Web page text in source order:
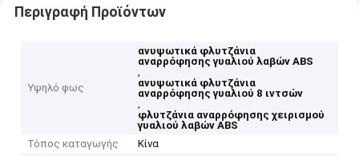
Περιγραφή Προϊόντων
Υψηλό φως
ανυψωτικά φλυτζάνια
αναρρόφησης γυαλιού λαβών ABS
,
ανυψωτικά φλυτζάνια
αναρρόφησης γυαλιού 8 ιντσών
,
φλυτζάνια αναρρόφησης χειρισμού
γυαλιού λαβών ABS
Τόπος καταγωγής
Κίνα